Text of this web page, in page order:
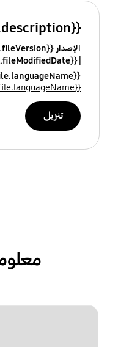
{{file.description}}
الإصدار {{file.fileVersion}}
{{file.fileModifiedDate}}
{{file.languageName}}
{{file.languageName}}
تنزيل